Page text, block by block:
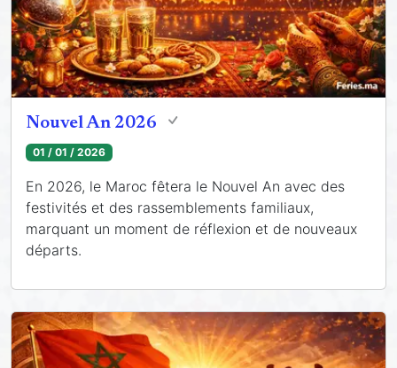
Nouvel An 2026
01 / 01 / 2026
En 2026, le Maroc fêtera le Nouvel An avec des
festivités et des rassemblements familiaux,
marquant un moment de réflexion et de nouveaux
départs.